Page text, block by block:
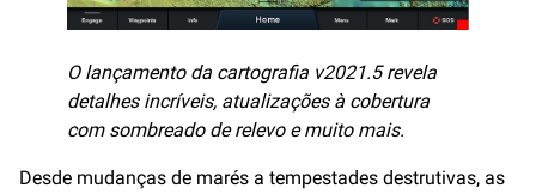
O lançamento da cartografia v2021.5 revela
detalhes incríveis, atualizações à cobertura
com sombreado de relevo e muito mais.
Desde mudanças de marés a tempestades destrutivas, as